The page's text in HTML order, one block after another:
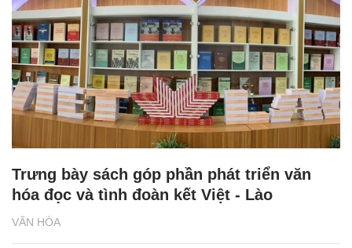
VĂN HÓA
Trưng bày sách góp phần phát triển văn
hóa đọc và tình đoàn kết Việt - Lào